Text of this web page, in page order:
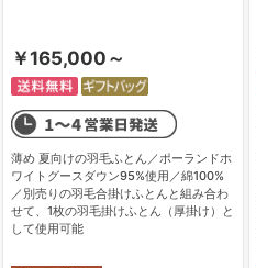
￥165,000～
薄め 夏向けの羽毛ふとん／ポーランドホ
ワイトグースダウン95%使用／綿100%
／別売りの羽毛合掛けふとんと組み合わ
せて、1枚の羽毛掛けふとん（厚掛け）と
して使用可能